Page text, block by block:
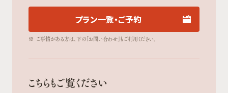
プラン一覧・ご予約
※ ご事情がある方は、下の「お問い合わせ」もご利用ください。
こちらもご覧ください